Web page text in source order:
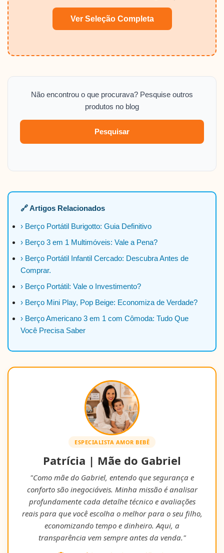
Ver Seleção Completa
Não encontrou o que procurava? Pesquise outros
produtos no blog
Pesquisar
🔗 Artigos Relacionados
› Berço Portátil Burigotto: Guia Definitivo
› Berço 3 em 1 Multimóveis: Vale a Pena?
› Berço Portátil Infantil Cercado: Descubra Antes de
Comprar.
› Berço Portátil: Vale o Investimento?
› Berço Mini Play, Pop Beige: Economiza de Verdade?
› Berço Americano 3 em 1 com Cômoda: Tudo Que
Você Precisa Saber
ESPECIALISTA AMOR BEBÊ
Patrícia | Mãe do Gabriel
"Como mãe do Gabriel, entendo que segurança e
conforto são inegociáveis. Minha missão é analisar
profundamente cada detalhe técnico e avaliações
reais para que você escolha o melhor para o seu filho,
economizando tempo e dinheiro. Aqui, a
transparência vem sempre antes da venda."